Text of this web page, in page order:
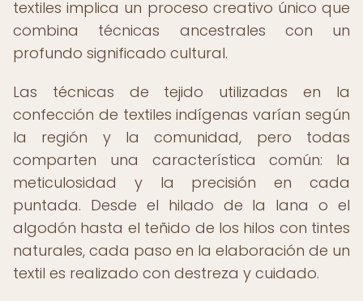
textiles implica un proceso creativo único que
combina técnicas ancestrales con un
profundo significado cultural.
Las técnicas de tejido utilizadas en la
confección de textiles indígenas varían según
la región y la comunidad, pero todas
comparten una característica común: la
meticulosidad y la precisión en cada
puntada. Desde el hilado de la lana o el
algodón hasta el teñido de los hilos con tintes
naturales, cada paso en la elaboración de un
textil es realizado con destreza y cuidado.